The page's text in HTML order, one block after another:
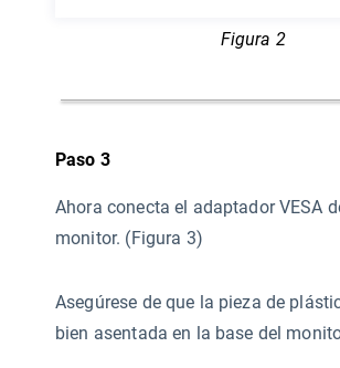
Figura 2
Paso 3
Ahora conecta el adaptador VESA
monitor. (Figura 3)
Asegúrese de que la pieza de
bien asentada en la base del